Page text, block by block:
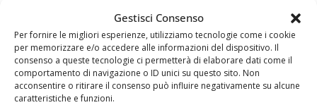
Gestisci Consenso
Per fornire le migliori esperienze, utilizziamo tecnologie come i cookie
per memorizzare e/o accedere alle informazioni del dispositivo. Il
consenso a queste tecnologie ci permetterà di elaborare dati come il
comportamento di navigazione o ID unici su questo sito. Non
acconsentire o ritirare il consenso può influire negativamente su alcune
caratteristiche e funzioni.